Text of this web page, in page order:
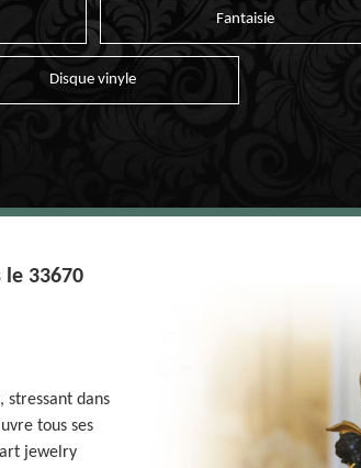
Fantaisie
Disque vinyle
33670
stressant dans
tous ses
jewelry